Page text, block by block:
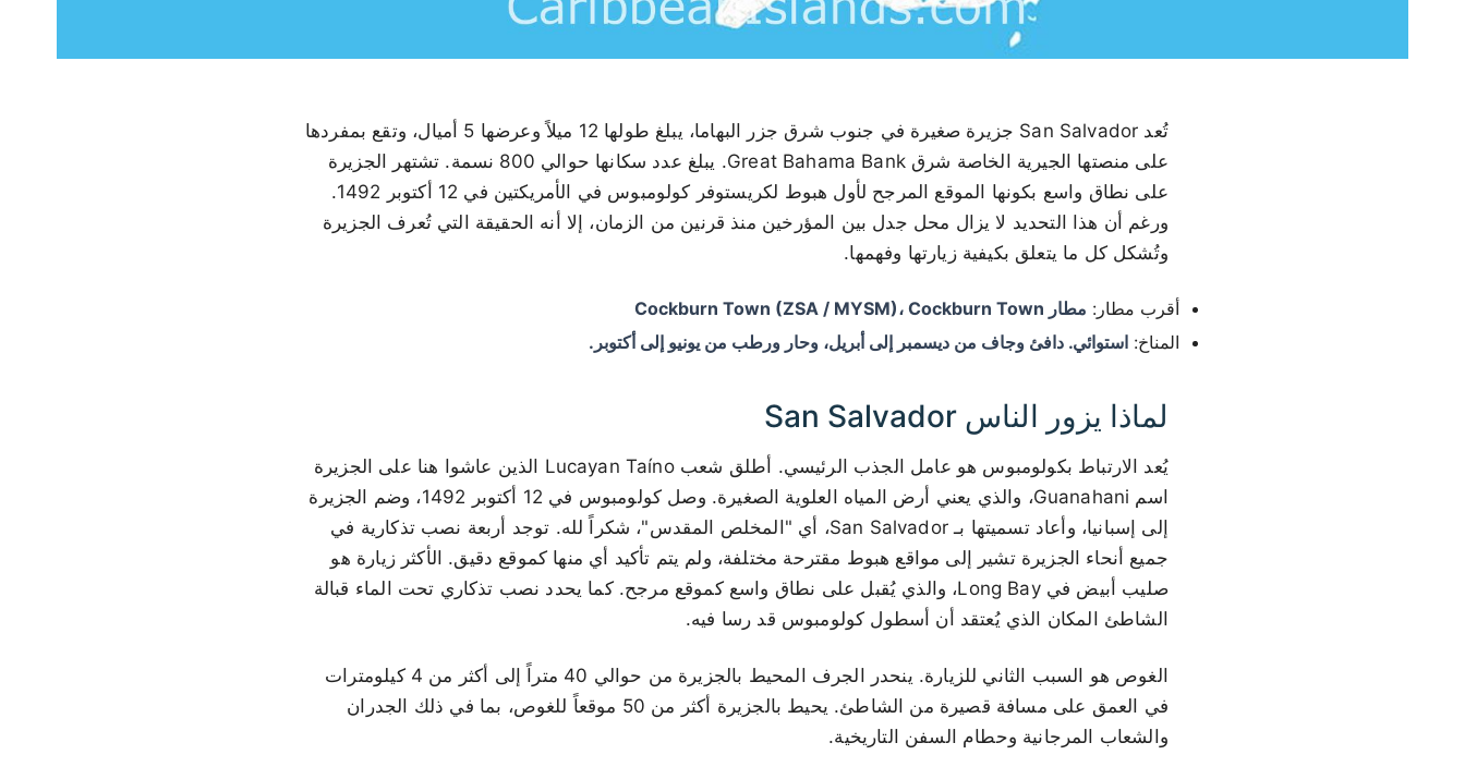
تُعد San Salvador جزيرة صغيرة في جنوب شرق جزر البهاما، يبلغ طولها 12 ميلاً وعرضها 5 أميال، وتقع بمفردها
على منصتها الجيرية الخاصة شرق Great Bahama Bank. يبلغ عدد سكانها حوالي 800 نسمة. تشتهر الجزيرة
على نطاق واسع بكونها الموقع المرجح لأول هبوط لكريستوفر كولومبوس في الأمريكتين في 12 أكتوبر 1492.
ورغم أن هذا التحديد لا يزال محل جدل بين المؤرخين منذ قرنين من الزمان، إلا أنه الحقيقة التي تُعرف الجزيرة
وتُشكل كل ما يتعلق بكيفية زيارتها وفهمها.
أقرب مطار: مطار Cockburn Town (ZSA / MYSM)، Cockburn Town
المناخ: استوائي. دافئ وجاف من ديسمبر إلى أبريل، وحار ورطب من يونيو إلى أكتوبر.
لماذا يزور الناس San Salvador
يُعد الارتباط بكولومبوس هو عامل الجذب الرئيسي. أطلق شعب Lucayan Taíno الذين عاشوا هنا على الجزيرة
اسم Guanahani، والذي يعني أرض المياه العلوية الصغيرة. وصل كولومبوس في 12 أكتوبر 1492، وضم الجزيرة
إلى إسبانيا، وأعاد تسميتها بـ San Salvador، أي "المخلص المقدس"، شكراً لله. توجد أربعة نصب تذكارية في
جميع أنحاء الجزيرة تشير إلى مواقع هبوط مقترحة مختلفة، ولم يتم تأكيد أي منها كموقع دقيق. الأكثر زيارة هو
صليب أبيض في Long Bay، والذي يُقبل على نطاق واسع كموقع مرجح. كما يحدد نصب تذكاري تحت الماء قبالة
الشاطئ المكان الذي يُعتقد أن أسطول كولومبوس قد رسا فيه.
الغوص هو السبب الثاني للزيارة. ينحدر الجرف المحيط بالجزيرة من حوالي 40 متراً إلى أكثر من 4 كيلومترات
في العمق على مسافة قصيرة من الشاطئ. يحيط بالجزيرة أكثر من 50 موقعاً للغوص، بما في ذلك الجدران
والشعاب المرجانية وحطام السفن التاريخية.